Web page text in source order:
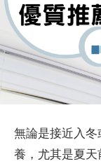
無論是接近入
養，尤其是夏